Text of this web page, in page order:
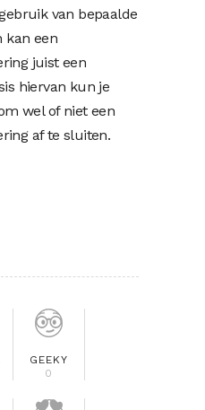
van bepaalde
kan een
juist een
hiervan kun je
wel of niet een
af te sluiten.
GEEKY
0